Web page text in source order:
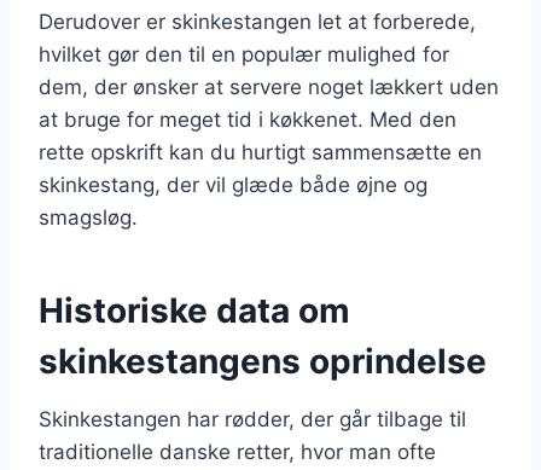
Derudover er skinkestangen let at forberede,
hvilket gør den til en populær mulighed for
dem, der ønsker at servere noget lækkert uden
at bruge for meget tid i køkkenet. Med den
rette opskrift kan du hurtigt sammensætte en
skinkestang, der vil glæde både øjne og
smagsløg.
Historiske data om
skinkestangens oprindelse
Skinkestangen har rødder, der går tilbage til
traditionelle danske retter, hvor man ofte